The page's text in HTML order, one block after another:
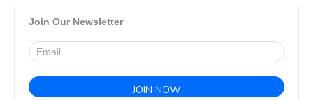
Join Our Newsletter